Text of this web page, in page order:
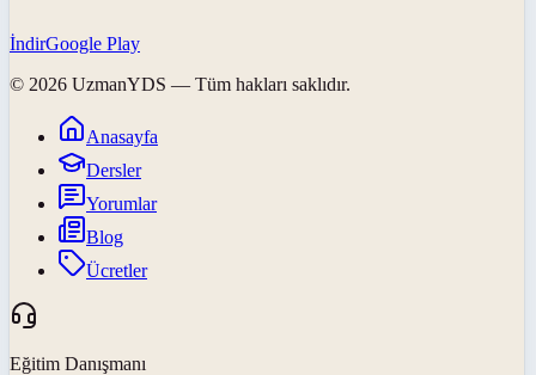
İndirGoogle Play
© 2026 UzmanYDS — Tüm hakları saklıdır.
Anasayfa
Dersler
Yorumlar
Blog
Ücretler
Eğitim Danışmanı